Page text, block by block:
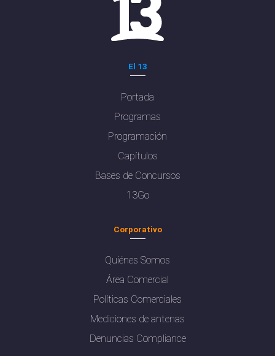
El 13
Portada
Programas
Programación
Capítulos
Bases de Concursos
13Go
Corporativo
Quiénes Somos
Área Comercial
Políticas Comerciales
Mediciones de antenas
Denuncias Compliance